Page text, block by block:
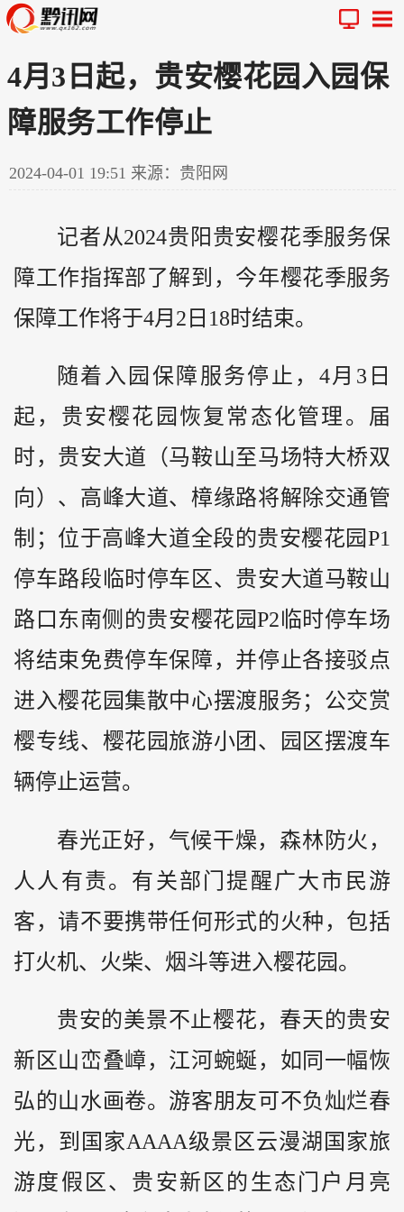
4月3日起，贵安樱花园入园保
障服务工作停止
2024-04-01 19:51 来源：贵阳网
记者从2024贵阳贵安樱花季服务保
障工作指挥部了解到，今年樱花季服务
保障工作将于4月2日18时结束。
随着入园保障服务停止，4月3日
起，贵安樱花园恢复常态化管理。届
时，贵安大道（马鞍山至马场特大桥双
向）、高峰大道、樟缘路将解除交通管
制；位于高峰大道全段的贵安樱花园P1
停车路段临时停车区、贵安大道马鞍山
路口东南侧的贵安樱花园P2临时停车场
将结束免费停车保障，并停止各接驳点
进入樱花园集散中心摆渡服务；公交赏
樱专线、樱花园旅游小团、园区摆渡车
辆停止运营。
春光正好，气候干燥，森林防火，
人人有责。有关部门提醒广大市民游
客，请不要携带任何形式的火种，包括
打火机、火柴、烟斗等进入樱花园。
贵安的美景不止樱花，春天的贵安
新区山峦叠嶂，江河蜿蜒，如同一幅恢
弘的山水画卷。游客朋友可不负灿烂春
光，到国家AAAA级景区云漫湖国家旅
游度假区、贵安新区的生态门户月亮